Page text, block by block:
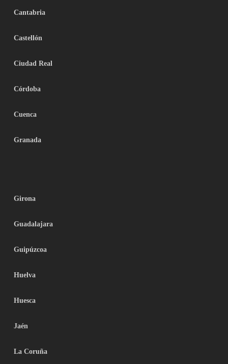
Cantabria
Castellón
Ciudad Real
Córdoba
Cuenca
Granada
Girona
Guadalajara
Guipúzcoa
Huelva
Huesca
Jaén
La Coruña